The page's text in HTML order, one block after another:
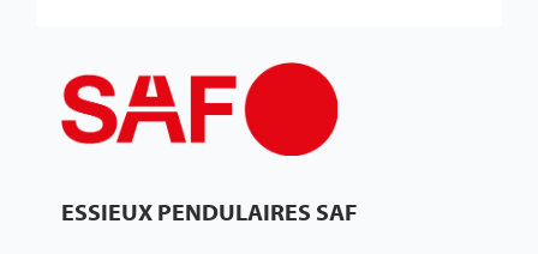
ESSIEUX PENDULAIRES SAF